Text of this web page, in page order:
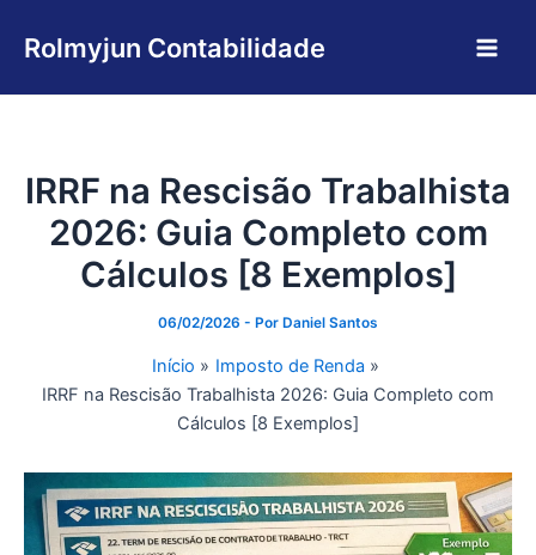
para
conteúdo
Rolmyjun Contabilidade
IRRF na Rescisão Trabalhista
2026: Guia Completo com
Cálculos [8 Exemplos]
06/02/2026 - Por Daniel Santos
Início
Imposto de Renda
IRRF na Rescisão Trabalhista 2026: Guia Completo com
Cálculos [8 Exemplos]